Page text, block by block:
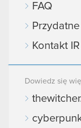
FAQ
Kontakt IR
Dowiedz się